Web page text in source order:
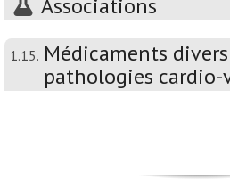
Associations
1.15. Médicaments
pathologies cardio-